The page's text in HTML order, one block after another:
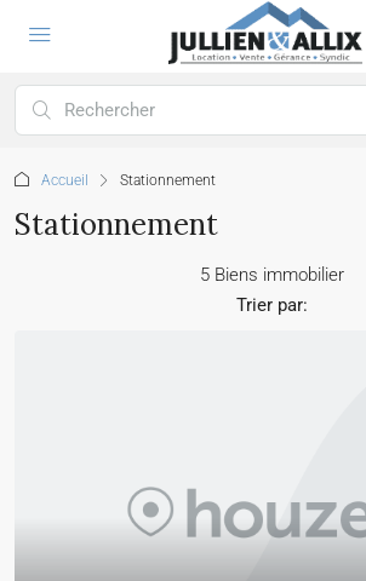
Accueil Stationnement
Stationnement
5 Biens immobilier
Trier par: